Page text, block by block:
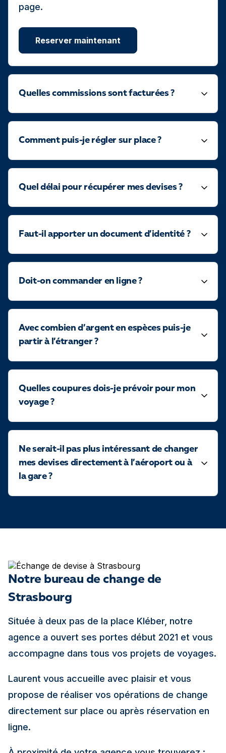
page.
Reserver maintenant
Quelles commissions sont facturées ?
Comment puis-je régler sur place ?
Quel délai pour récupérer mes devises ?
Faut-il apporter un document d’identité ?
Doit-on commander en ligne ?
Avec combien d’argent en espèces puis-je
partir à l’étranger ?
Quelles coupures dois-je prévoir pour mon
voyage ?
Ne serait-il pas plus intéressant de changer
mes devises directement à l’aéroport ou à
la gare ?
Notre bureau de change de
Strasbourg
Située à deux pas de la place Kléber, notre
agence a ouvert ses portes début 2021 et vous
accompagne dans tous vos projets de voyages.
Laurent vous accueille avec plaisir et vous
propose de réaliser vos opérations de change
directement sur place ou après réservation en
ligne.